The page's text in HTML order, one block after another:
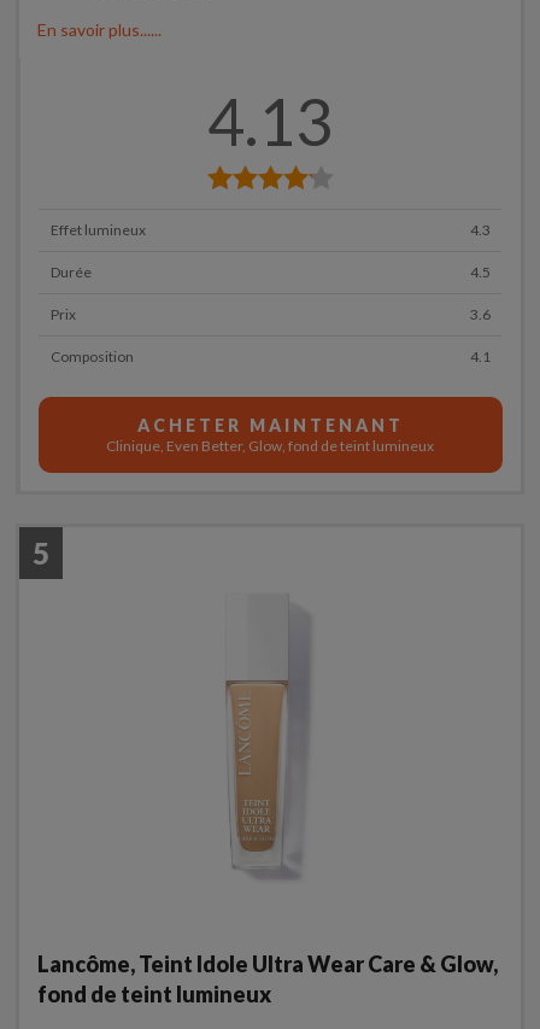
En savoir plus......
4.13
Effet lumineux 4.3
Durée 4.5
Prix 3.6
Composition 4.1
ACHETER MAINTENANT
Clinique, Even Better, Glow, fond de teint lumineux
5
Lancôme, Teint Idole Ultra Wear Care & Glow,
fond de teint lumineux